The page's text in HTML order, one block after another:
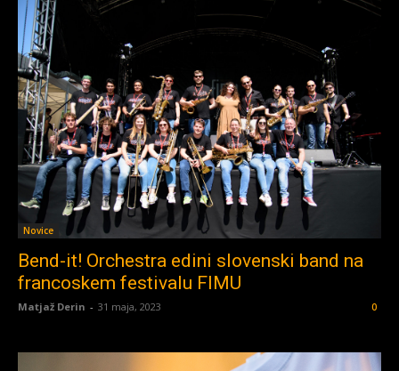
Novice
Bend-it! Orchestra edini slovenski band na
francoskem festivalu FIMU
Matjaž Derin - 31 maja, 2023 0